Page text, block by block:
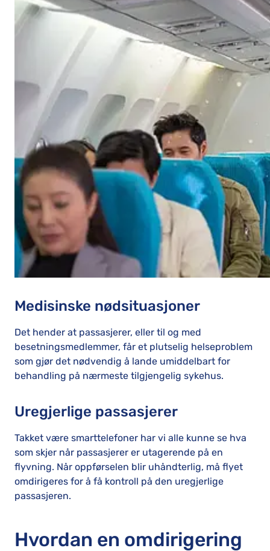
Medisinske nødsituasjoner
Det hender at passasjerer, eller til og med
besetningsmedlemmer, får et plutselig helseproblem
som gjør det nødvendig å lande umiddelbart for
behandling på nærmeste tilgjengelig sykehus.
Uregjerlige passasjerer
Takket være smarttelefoner har vi alle kunne se hva
som skjer når passasjerer er utagerende på en
flyvning. Når oppførselen blir uhåndterlig, må flyet
omdirigeres for å få kontroll på den uregjerlige
passasjeren.
Hvordan en omdirigering